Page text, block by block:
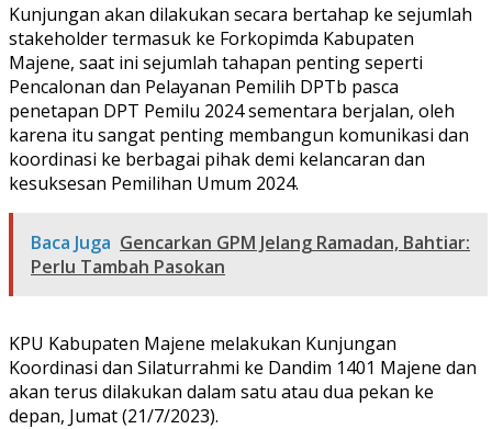
Kunjungan akan dilakukan secara bertahap ke sejumlah
stakeholder termasuk ke Forkopimda Kabupaten
Majene, saat ini sejumlah tahapan penting seperti
Pencalonan dan Pelayanan Pemilih DPTb pasca
penetapan DPT Pemilu 2024 sementara berjalan, oleh
karena itu sangat penting membangun komunikasi dan
koordinasi ke berbagai pihak demi kelancaran dan
kesuksesan Pemilihan Umum 2024.
Baca Juga Gencarkan GPM Jelang Ramadan, Bahtiar:
Perlu Tambah Pasokan
KPU Kabupaten Majene melakukan Kunjungan
Koordinasi dan Silaturrahmi ke Dandim 1401 Majene dan
akan terus dilakukan dalam satu atau dua pekan ke
depan, Jumat (21/7/2023).